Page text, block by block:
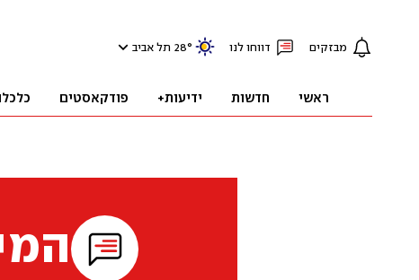
מבזקים דווחו לנו 28° תל אביב
ראשי חדשות ידיעות+ פודקאסטים